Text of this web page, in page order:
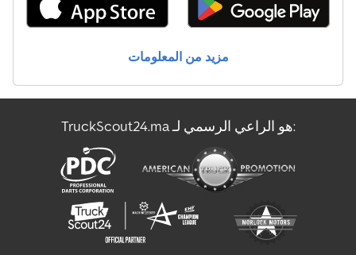
مزيد من المعلومات
TruckScout24.ma هو الراعي الرسمي لـ: